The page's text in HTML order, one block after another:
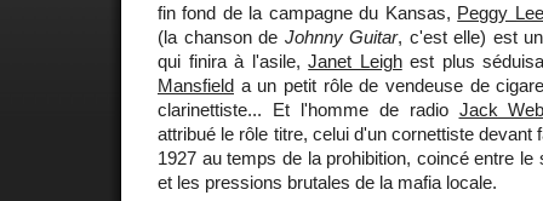
fin fond de la campagne du Kansas, Peggy Lee
(la chanson de Johnny Guitar, c'est elle) est
qui finira à l'asile,Janet Leighest plus
Mansfield a un petit rôle de vendeuse de
clarinettiste... Et l'homme de radio Jack
attribué le rôle titre, celui d'un cornettiste devant
1927 au temps de la prohibition, coincé entre
et les pressions brutales de la mafia locale.